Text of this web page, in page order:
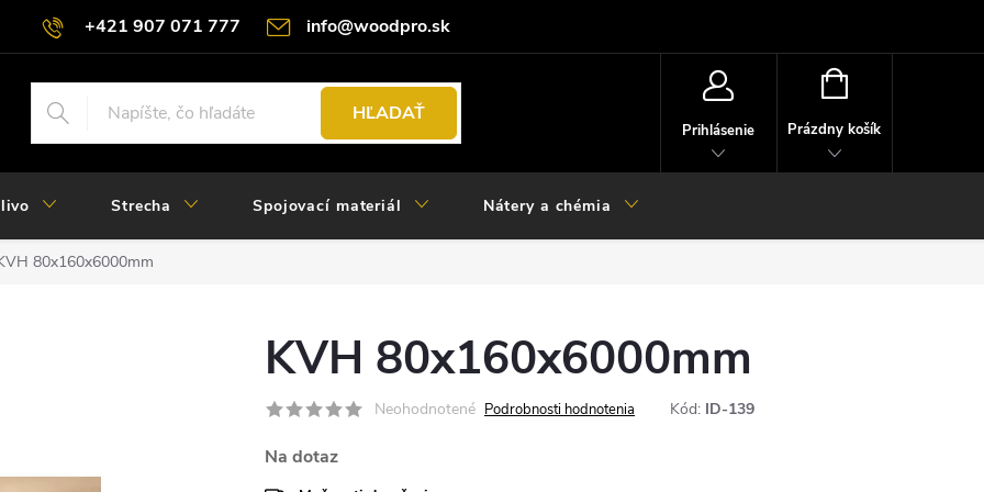
+421 907 071 777 info@woodpro.sk
HĽADAŤ
Prihlásenie
NÁKUPNÝ
Prázdny košík
Strecha Spojovací materiál Nátery a chémia
80x160x6000mm
KVH 80x160x6000mm
Neohodnotené Podrobnosti hodnotenia Kód: ID-139
Na dotaz